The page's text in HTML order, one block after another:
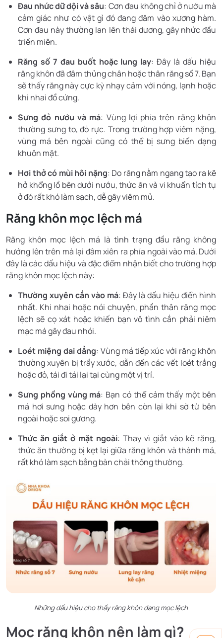
Đau nhức dữ dội và sâu: Cơn đau không chỉ ở nướu mà
cảm giác như có vật gì đó đang đâm vào xương hàm.
Cơn đau này thường lan lên thái dương, gây nhức đầu
triền miên.
Răng số 7 đau buốt hoặc lung lay: Đây là dấu hiệu
răng khôn đã đâm thủng chân hoặc thân răng số 7. Bạn
sẽ thấy răng này cực kỳ nhạy cảm với nóng, lạnh hoặc
khi nhai đồ cứng.
Sưng đỏ nướu và má: Vùng lợi phía trên răng khôn
thường sưng to, đỏ rực. Trong trường hợp viêm nặng,
vùng má bên ngoài cũng có thể bị sưng biến dạng
khuôn mặt.
Hơi thở có mùi hôi nặng: Do răng nằm ngang tạo ra kẽ
hở khổng lồ bên dưới nướu, thức ăn và vi khuẩn tích tụ
ở đó rất khó làm sạch, dễ gây viêm mủ.
Răng khôn mọc lệch má
Răng khôn mọc lệch má là tình trạng đầu răng không
hướng lên trên mà lại đâm xiên ra phía ngoài vào má. Dưới
đây là các dấu hiệu và đặc điểm nhận biết cho trường hợp
răng khôn mọc lệch này:
Thường xuyên cắn vào má: Đây là dấu hiệu điển hình
nhất. Khi nhai hoặc nói chuyện, phần thân răng mọc
lệch sẽ cọ xát hoặc khiến bạn vô tình cắn phải niêm
mạc má gây đau nhói.
Loét miệng dai dẳng: Vùng má tiếp xúc với răng khôn
thường xuyên bị trầy xước, dẫn đến các vết loét trắng
hoặc đỏ, tái đi tái lại tại cùng một vị trí.
Sưng phồng vùng má: Bạn có thể cảm thấy một bên
má hơi sưng hoặc dày hơn bên còn lại khi sờ từ bên
ngoài hoặc soi gương.
Thức ăn giắt ở mặt ngoài: Thay vì giắt vào kẽ răng,
thức ăn thường bị kẹt lại giữa răng khôn và thành má,
rất khó làm sạch bằng bàn chải thông thường.
Những dấu hiệu cho thấy răng khôn đang mọc lệch
Mọc răng khôn nên làm gì?